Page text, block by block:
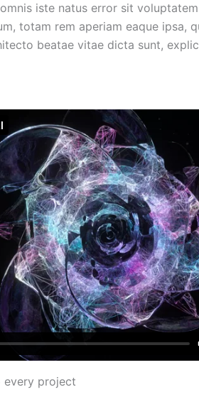
iste natus error sit
totam rem aperiam eaque ipsa,
beatae vitae dicta sunt,
every project